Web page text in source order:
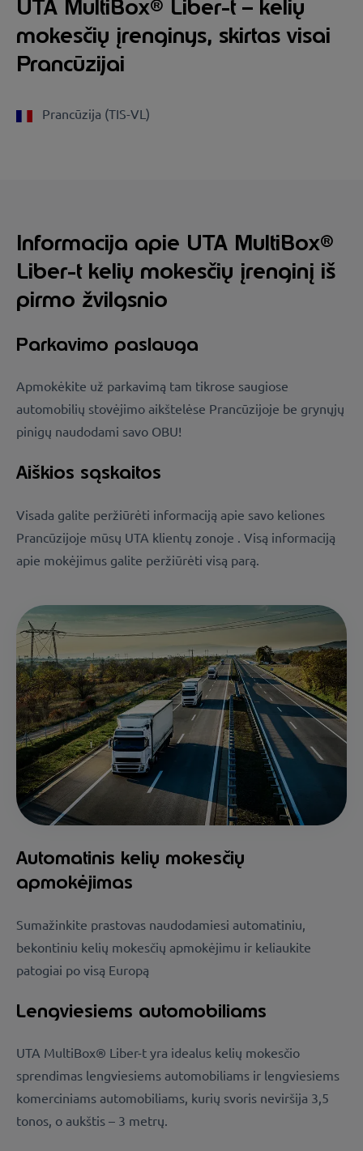
UTA MultiBox® Liber-t – kelių
mokesčių įrenginys, skirtas visai
Prancūzijai
Prancūzija (TIS-VL)
Informacija apie UTA MultiBox®
Liber-t kelių mokesčių įrenginį iš
pirmo žvilgsnio
Parkavimo paslauga
Apmokėkite už parkavimą tam tikrose saugiose
automobilių stovėjimo aikštelėse Prancūzijoje be grynųjų
pinigų naudodami savo OBU!
Aiškios sąskaitos
Visada galite peržiūrėti informaciją apie savo keliones
Prancūzijoje mūsų UTA klientų zonoje . Visą informaciją
apie mokėjimus galite peržiūrėti visą parą.
Automatinis kelių mokesčių
apmokėjimas
Sumažinkite prastovas naudodamiesi automatiniu,
bekontiniu kelių mokesčių apmokėjimu ir keliaukite
patogiai po visą Europą
Lengviesiems automobiliams
UTA MultiBox® Liber-t yra idealus kelių mokesčio
sprendimas lengviesiems automobiliams ir lengviesiems
komerciniams automobiliams, kurių svoris neviršija 3,5
tonos, o aukštis – 3 metrų.